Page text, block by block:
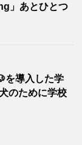
」あとひとつ
を導入した学
のために学校